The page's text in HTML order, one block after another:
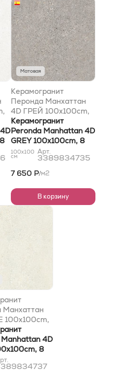
Матовая
Керамогранит
Перонда Манхаттан
4D ГРЕЙ 100x100cm,
8 mm
Керамогранит
Peronda Manhattan 4D
GREY 100x100cm, 8
mm
100x100
см
Арт.
3389834735
7 650 Р/м2
В корзину
Манхаттан
100x100cm,
4D
8